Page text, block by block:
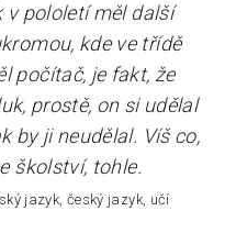
v pololetí měl další
kde ve třídě
počítač, je fakt, že
prostě, on si udělal
by ji neudělal. Víš co,
školství, tohle.
jazyk, český jazyk, učí